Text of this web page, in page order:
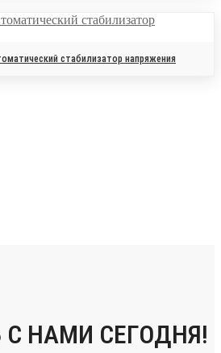
стабилизатор напряжения
НАМИ СЕГОДНЯ!